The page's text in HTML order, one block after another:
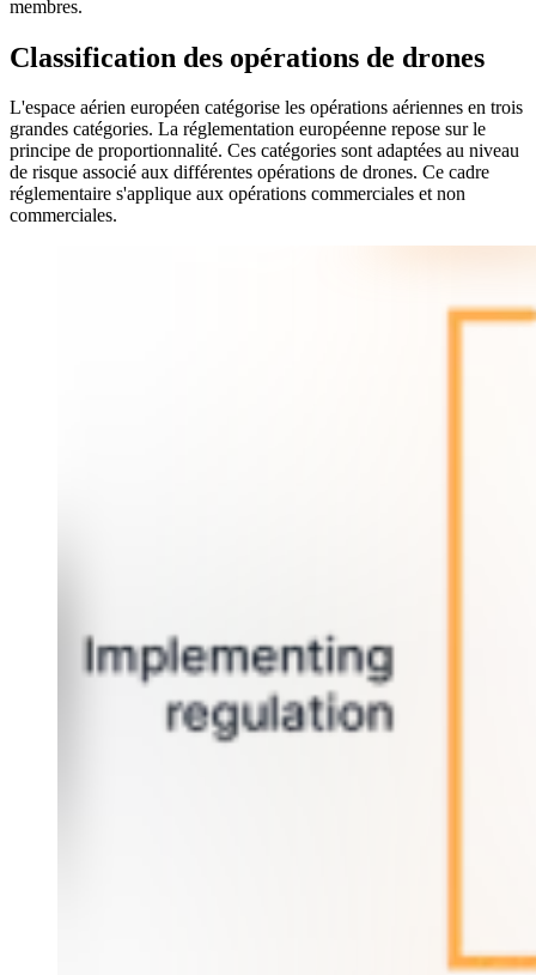
membres.
Classification des opérations de drones
L'espace aérien européen catégorise les opérations aériennes en trois
grandes catégories. La réglementation européenne repose sur le
principe de proportionnalité. Ces catégories sont adaptées au niveau
de risque associé aux différentes opérations de drones. Ce cadre
réglementaire s'applique aux opérations commerciales et non
commerciales.